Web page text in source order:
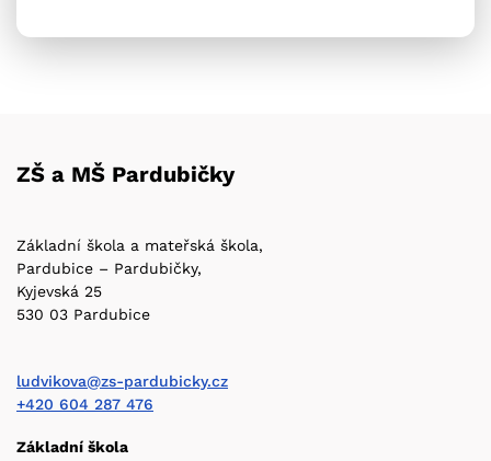
ZŠ a MŠ Pardubičky
Základní škola a mateřská škola,
Pardubice – Pardubičky,
Kyjevská 25
530 03 Pardubice
ludvikova@zs-pardubicky.cz
+420 604 287 476
Základní škola